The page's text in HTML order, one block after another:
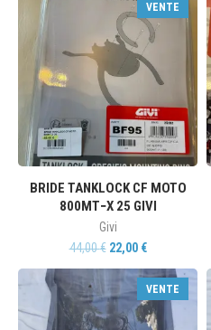
VENTE
BRIDE TANKLOCK CF MOTO
800MT−X 25 GIVI
Givi
44,00€ 22,00 €
VENTE